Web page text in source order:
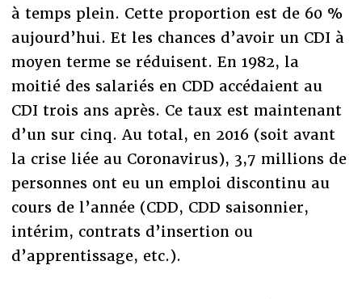
à temps plein. Cette proportion est de 60 %
aujourd’hui. Et les chances d’avoir un CDI à
moyen terme se réduisent. En 1982, la
moitié des salariés en CDD accédaient au
CDI trois ans après. Ce taux est maintenant
d’un sur cinq. Au total, en 2016 (soit avant
la crise liée au Coronavirus), 3,7 millions de
personnes ont eu un emploi discontinu au
cours de l’année (CDD, CDD saisonnier,
intérim, contrats d’insertion ou
d’apprentissage, etc.).